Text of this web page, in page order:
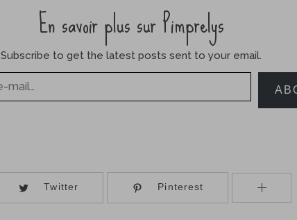
En savoir plus sur Pimprelys
Subscribe to get the latest posts sent to your email.
Twitter Pinterest